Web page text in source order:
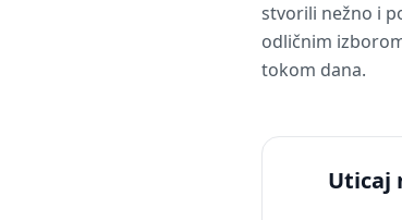
stvorili nežno i
odličnim
tokom dana.
Uticaj